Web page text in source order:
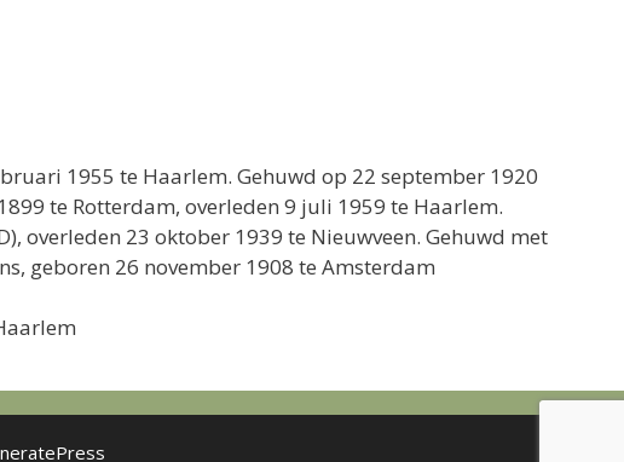
1955 te Haarlem. Gehuwd op 22 september 1920
te Rotterdam, overleden 9 juli 1959 te Haarlem.
overleden 23 oktober 1939 te Nieuwveen. Gehuwd met
geboren 26 november 1908 te Amsterdam